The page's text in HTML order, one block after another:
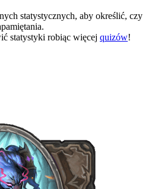
statystycznych, aby określić, czy
statystyki robiąc więcej quizów!